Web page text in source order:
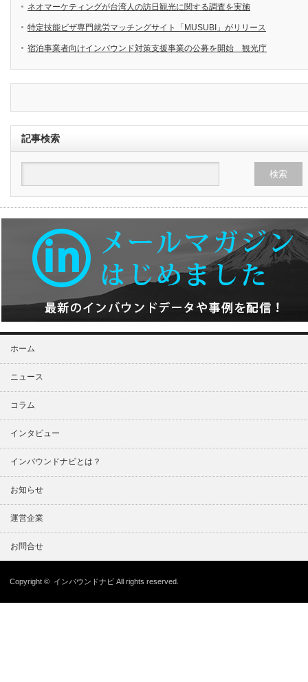
ネオマーケティングが台湾人の訪日観光に関する調査を実施
特定技能ビザ専門就労マッチングサイト「MUSUBI」がリリース
宿泊事業者向けインバウンド対策支援事業の公募を開始 観光庁
記事検索
ホーム
ニュース
コラム
インタビュー
インバウンドナビとは？
お知らせ
運営企業
お問合せ
Copyright © インバウンドナビ All rights reserved.